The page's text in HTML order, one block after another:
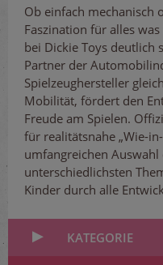
Ob einfach mechanisch
Faszination für alles
bei Dickie Toys deutlich
Partner der
Spielzeughersteller
Mobilität, fördert den
Freude am Spielen.
für realitätsnahe „Wie-
umfangreichen
unterschiedlichsten
Kinder durch alle
KATEGORIE